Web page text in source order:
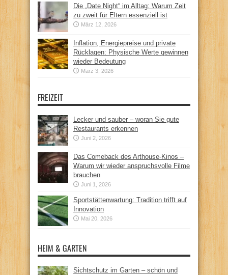
Die „Date Night“ im Alltag: Warum Zeit
zu zweit für Eltern essenziell ist
März 12, 2026
Inflation, Energiepreise und private
Rücklagen: Physische Werte gewinnen
wieder Bedeutung
März 3, 2026
FREIZEIT
Lecker und sauber – woran Sie gute
Restaurants erkennen
Juni 2, 2026
Das Comeback des Arthouse-Kinos –
Warum wir wieder anspruchsvolle Filme
brauchen
Juni 1, 2026
Sportstättenwartung: Tradition trifft auf
Innovation
Mai 20, 2026
HEIM & GARTEN
Sichtschutz im Garten – schön und